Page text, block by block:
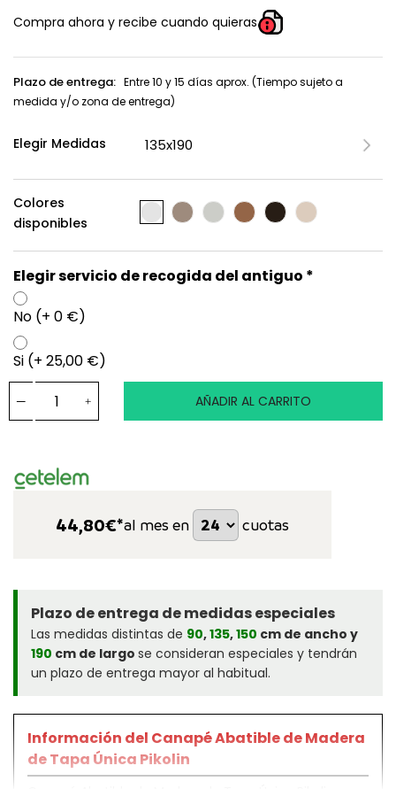
Compra ahora y recibe cuando quieras
Plazo de entrega: Entre 10 y 15 días aprox. (Tiempo sujeto a
medida y/o zona de entrega)
Elegir Medidas
Colores
disponibles
Elegir servicio de recogida del antiguo *
No (+ 0 €)
Si (+ 25,00 €)
AÑADIR AL CARRITO
44,80€*al mes en cuotas
Plazo de entrega de medidas especiales
Las medidas distintas de 90,135,150 cm de ancho y
190 cm de largo se consideran especiales y tendrán
un plazo de entrega mayor al habitual.
Información del Canapé Abatible de Madera
de Tapa Única Pikolin